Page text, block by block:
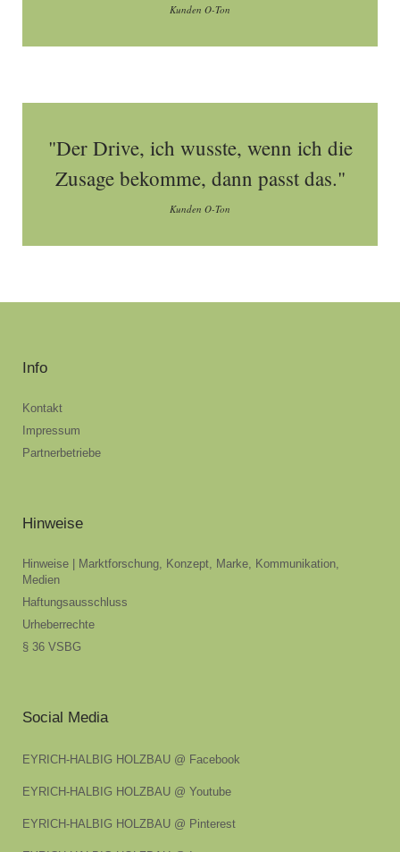
Kunden O-Ton
"Der Drive, ich wusste, wenn ich die
Zusage bekomme, dann passt das."
Kunden O-Ton
Info
Kontakt
Impressum
Partnerbetriebe
Hinweise
Hinweise | Marktforschung, Konzept, Marke, Kommunikation,
Medien
Haftungsausschluss
Urheberrechte
§ 36 VSBG
Social Media
EYRICH-HALBIG HOLZBAU @ Facebook
EYRICH-HALBIG HOLZBAU @ Youtube
EYRICH-HALBIG HOLZBAU @ Pinterest